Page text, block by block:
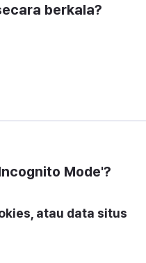
berkala?
Mode'?
atau data situs